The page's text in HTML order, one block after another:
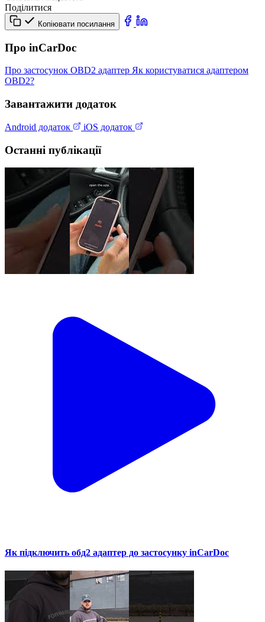
Поділитися
Копіювати посилання
Про inCarDoc
Про застосунок OBD2 адаптер Як користуватися адаптером
OBD2?
Завантажити додаток
Android додаток iOS додаток
Останні публікації
Як підключить обд2 адаптер до застосунку inCarDoc